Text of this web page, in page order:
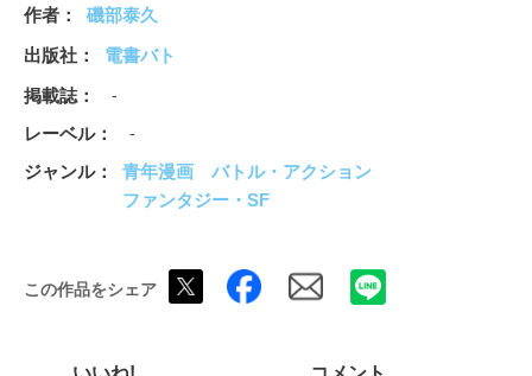
作者
磯部泰久
出版社
電書バト
掲載誌
-
レーベル -
ジャンル 青年漫画
バトル・アクション
ファンタジー・SF
この作品をシェア